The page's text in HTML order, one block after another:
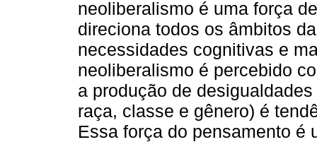
neoliberalismo é uma força
direciona todos os âmbitos
necessidades cognitivas e
neoliberalismo é percebido
a produção de
raça, classe e gênero) é
Essa força do pensamento é